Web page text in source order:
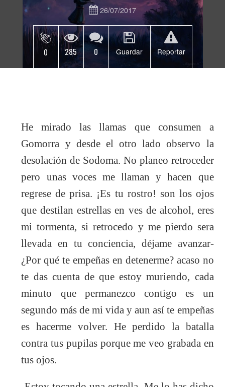
26/07/2017
0 285 0 Guardar Reportar
He mirado las llamas que consumen a
Gomorra y desde el otro lado observo la
desolación de Sodoma. No planeo retroceder
pero unas voces me llaman y hacen que
regrese de prisa. ¡Es tu rostro! son los ojos
que destilan estrellas en ves de alcohol, eres
mi tormenta, si retrocedo y me pierdo sera
llevada en tu conciencia, déjame avanzar-
¿Por qué te empeñas en detenerme? acaso no
te das cuenta de que estoy muriendo, cada
minuto que permanezco contigo es un
segundo más de mi vida y aun así te empeñas
es hacerme volver. He perdido la batalla
contra tus pupilas porque me veo grabada en
tus ojos.